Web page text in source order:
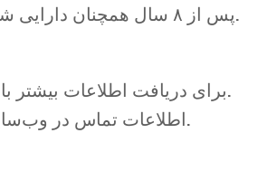
پس از ۸ سال همچنان دارایی شما باقی می‌ماند.
برای دریافت اطلاعات بیشتر با ما تماس بگیرید.
اطلاعات تماس در وب‌سایت موجود است.